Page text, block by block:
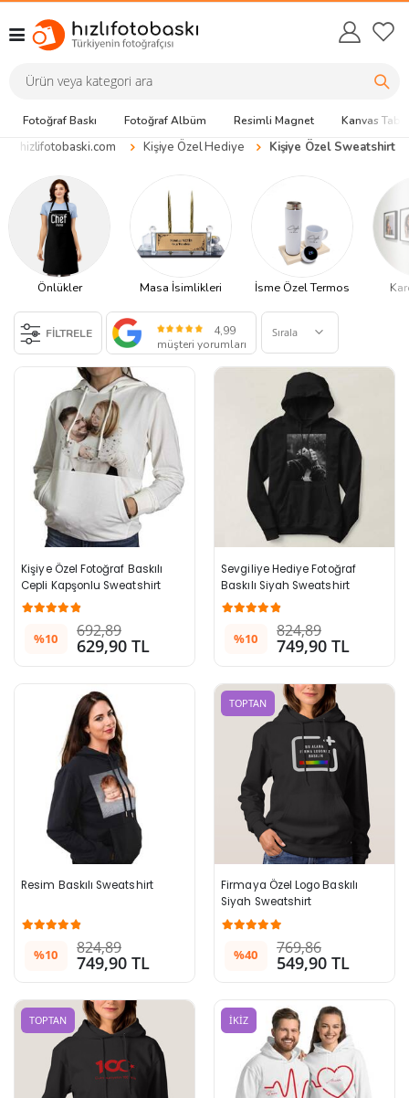
Fotoğraf Baskı Fotoğraf Albüm Resimli Magnet Kanvas
hizlifotobaski.com Kişiye Özel Hediye Kişiye Özel Sweatshirt
Önlükler Masa İsimlikleri İsme Özel Termos
FİLTRELE
4,99
müşteri yorumları
Kişiye Özel Fotoğraf Baskılı
Cepli Kapşonlu Sweatshirt
%10 692,89
629,90 TL
Sevgiliye Hediye Fotoğraf
Baskılı Siyah Sweatshirt
%10 824,89
749,90 TL
Resim Baskılı Sweatshirt
%10 824,89
749,90 TL
TOPTAN
Firmaya Özel Logo Baskılı
Siyah Sweatshirt
%40 769,86
549,90 TL
TOPTAN İKİZ